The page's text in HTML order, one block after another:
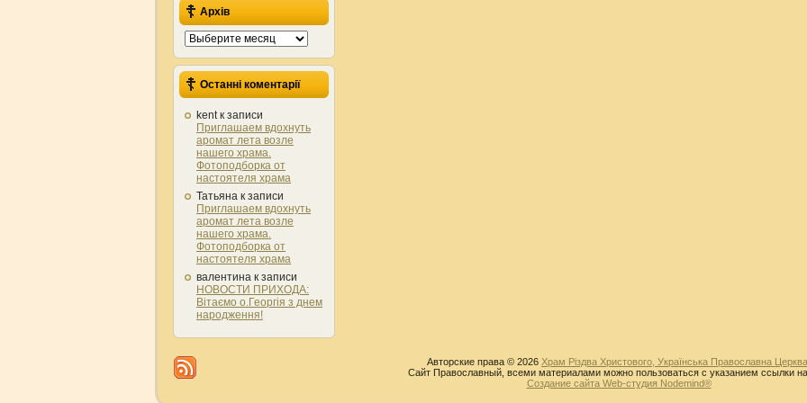
Архів
Архів
Останні коментарії
kentк записи
Приглашаем вдохнуть
аромат лета возле
нашего храма.
Фотоподборка от
настоятеля храма
Татьяна к записи
Приглашаем вдохнуть
аромат лета возле
нашего храма.
Фотоподборка от
настоятеля храма
валентина к записи
НОВОСТИ ПРИХОДА:
Вітаємо о.Георгія з днем
народження!
Авторские права © 2026 Храм Різдва Христового, Українська Православна Церква.
Сайт Православный, всеми материалами можно пользоваться с указанием ссылки на
Создание сайта Web-студия Nodemind®